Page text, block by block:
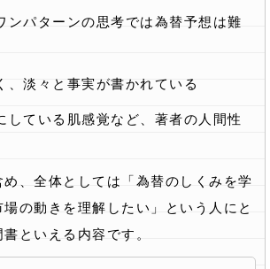
ンパターンの思考では為替予想は難
、淡々と事実が書かれている
している肌感覚など、著者の人間性
め、全体としては「為替のしくみを学
の動きを理解したい」という人にと
といえる内容です。